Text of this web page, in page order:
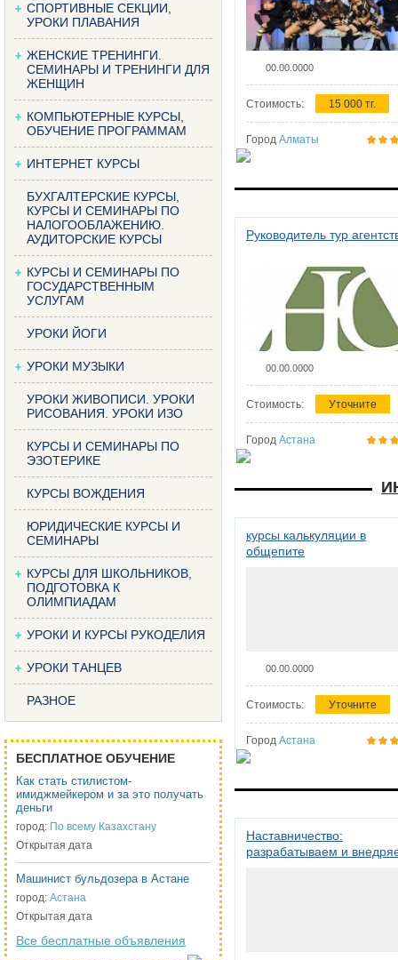
СПОРТИВНЫЕ СЕКЦИИ,
УРОКИ ПЛАВАНИЯ
ЖЕНСКИЕ ТРЕНИНГИ.
СЕМИНАРЫ И ТРЕНИНГИ ДЛЯ
ЖЕНЩИН
КОМПЬЮТЕРНЫЕ КУРСЫ,
ОБУЧЕНИЕ ПРОГРАММАМ
ИНТЕРНЕТ КУРСЫ
БУХГАЛТЕРСКИЕ КУРСЫ,
КУРСЫ И СЕМИНАРЫ ПО
НАЛОГООБЛАЖЕНИЮ.
АУДИТОРСКИЕ КУРСЫ
КУРСЫ И СЕМИНАРЫ ПО
ГОСУДАРСТВЕННЫМ
УСЛУГАМ
УРОКИ ЙОГИ
УРОКИ МУЗЫКИ
УРОКИ ЖИВОПИСИ. УРОКИ
РИСОВАНИЯ. УРОКИ ИЗО
КУРСЫ И СЕМИНАРЫ ПО
ЭЗОТЕРИКЕ
КУРСЫ ВОЖДЕНИЯ
ЮРИДИЧЕСКИЕ КУРСЫ И
СЕМИНАРЫ
КУРСЫ ДЛЯ ШКОЛЬНИКОВ,
ПОДГОТОВКА К
ОЛИМПИАДАМ
УРОКИ И КУРСЫ РУКОДЕЛИЯ
УРОКИ ТАНЦЕВ
РАЗНОЕ
БЕСПЛАТНОЕ ОБУЧЕНИЕ
Как стать стилистом-
имиджмейкером и за это получать
деньги
город: По всему Казахстану
Открытая дата
Машинист бульдозера в Астане
город: Астана
Открытая дата
Все бесплатные объявления
00.00.0000
Стоимость: 15 000 тг.
Город Алматы
Руководитель тур
00.00.0000
Стоимость: Уточните
Город Астана
курсы калькуляции в
общепите
00.00.0000
Стоимость: Уточните
Город Астана
Наставничество:
разрабатываем и